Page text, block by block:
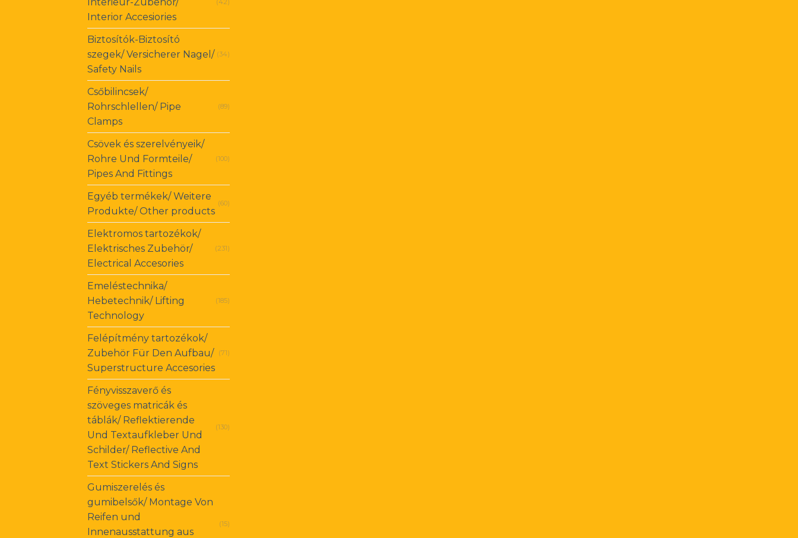
Interior Accesiories
Biztosítók-Biztosító
szegek/ Versicherer Nagel/
Safety Nails
(34)
Csőbilincsek/
Rohrschlellen/ Pipe
Clamps
(89)
Csövek és szerelvényeik/
Rohre Und Formteile/
Pipes And Fittings
(100)
Egyéb termékek/ Weitere
Produkte/ Other products
(60)
Elektromos tartozékok/
Elektrisches Zubehör/
Electrical Accesories
(231)
Emeléstechnika/
Hebetechnik/ Lifting
Technology
(185)
Felépítmény tartozékok/
Zubehör Für Den Aufbau/
Superstructure Accesories
(71)
Fényvisszaverő és
szöveges matricák és
táblák/ Reflektierende
Und Textaufkleber Und
Schilder/ Reflective And
Text Stickers And Signs
(130)
Gumiszerelés és
gumibelsők/ Montage Von
Reifen und
Innenausstattung aus
(15)